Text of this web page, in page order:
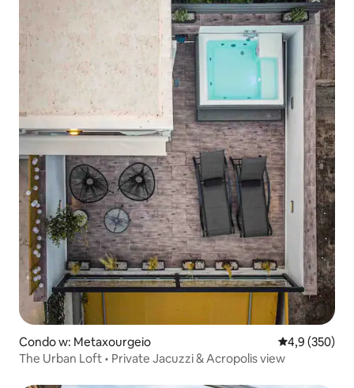
Condo w: Metaxourgeio Średnia
4,9 (350)
The Urban Loft • Private Jacuzzi & Acropolis view